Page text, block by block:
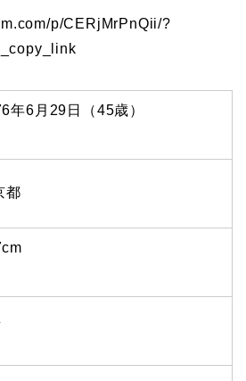
p/CERjMrPnQii/?
年6月29日（45歳）
都